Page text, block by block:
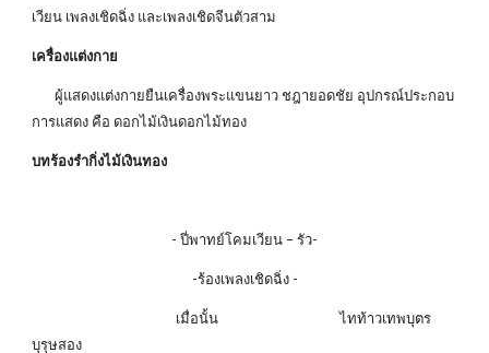
เวียน เพลงเชิดฉิ่ง และเพลงเชิดจีนตัวสาม
เครื่องแต่งกาย
ผู้แสดงแต่งกายยืนเครื่องพระแขนยาว ชฎายอดชัย อุปกรณ์ประกอบ
การแสดง คือ ดอกไม้เงินดอกไม้ทอง
บทร้องรำกิ่งไม้เงินทอง
- ปี่พาทย์โคมเวียน – รัว-
-ร้องเพลงเชิดฉิ่ง -
เมื่อนั้น ไทท้าวเทพบุตร
บุรุษสอง